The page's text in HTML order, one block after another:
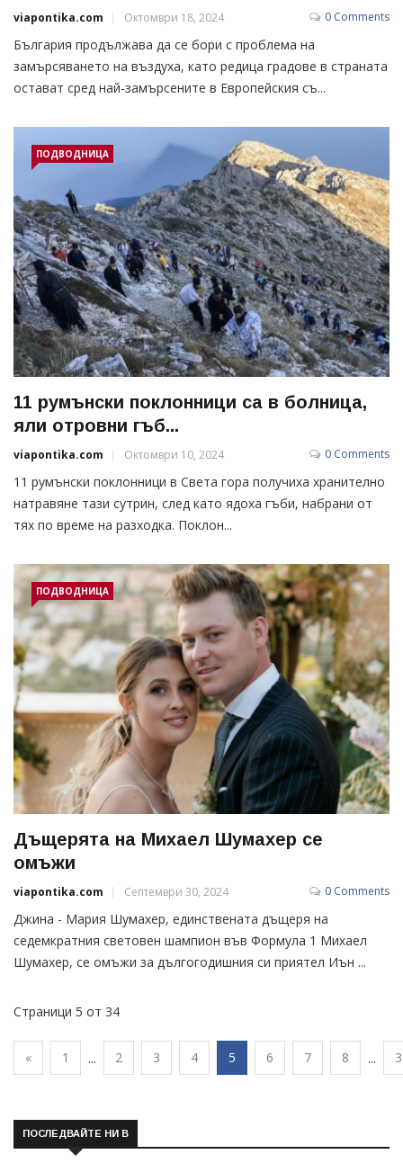
viapontika.com Октомври 18, 2024 0 Comments
България продължава да се бори с проблема на
замърсяването на въздуха, като редица градове в страната
остават сред най-замърсените в Европейския съ...
ПОДВОДНИЦА
11 румънски поклонници са в болница,
яли отровни гъб...
viapontika.com Октомври 10, 2024 0 Comments
11 румънски поклонници в Света гора получиха хранително
натравяне тази сутрин, след като ядоха гъби, набрани от
тях по време на разходка. Поклон...
ПОДВОДНИЦА
Дъщерята на Михаел Шумахер се
омъжи
viapontika.com Септември 30, 2024 0 Comments
Джина - Мария Шумахер, единствената дъщеря на
седемкратния световен шампион във Формула 1 Михаел
Шумахер, се омъжи за дългогодишния си приятел Иън ...
Страници 5 от 34
« 1 ... 2 3 4 5 6 7 8 ...
ПОСЛЕДВАЙТЕ НИ В